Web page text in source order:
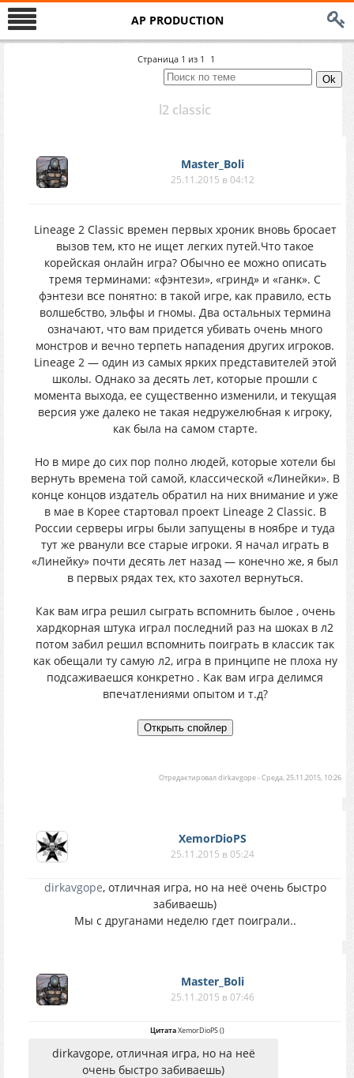
AP PRODUCTION
Страница 1 из 1 1
l2 classic
Master_Boli
25.11.2015 в 04:12
Lineage 2 Classic времен первых хроник вновь бросает
вызов тем, кто не ищет легких путей.Что такое
корейская онлайн игра? Обычно ее можно описать
тремя терминами: «фэнтези», «гринд» и «ганк». С
фэнтези все понятно: в такой игре, как правило, есть
волшебство, эльфы и гномы. Два остальных термина
означают, что вам придется убивать очень много
монстров и вечно терпеть нападения других игроков.
Lineage 2 — один из самых ярких представителей этой
школы. Однако за десять лет, которые прошли с
момента выхода, ее существенно изменили, и текущая
версия уже далеко не такая недружелюбная к игроку,
как была на самом старте.
Но в мире до сих пор полно людей, которые хотели бы
вернуть времена той самой, классической «Линейки». В
конце концов издатель обратил на них внимание и уже
в мае в Корее стартовал проект Lineage 2 Classic. В
России серверы игры были запущены в ноябре и туда
тут же рванули все старые игроки. Я начал играть в
«Линейку» почти десять лет назад — конечно же, я был
в первых рядах тех, кто захотел вернуться.
Как вам игра решил сыграть вспомнить былое , очень
хардкорная штука играл последний раз на шоках в л2
потом забил решил вспомнить поиграть в классик так
как обещали ту самую л2, игра в принципе не плоха ну
подсаживаешся конкретно . Как вам игра делимся
впечатлениями опытом и т.д?
Отредактировалdirkavgope-Среда, 25.11.2015, 10:26
XemorDioPS
25.11.2015 в 05:24
dirkavgope, отличная игра, но на неё очень быстро
забиваешь)
Мы с друганами неделю гдет поиграли..
Master_Boli
25.11.2015 в 07:46
ЦитатаXemorDioPS()
dirkavgope, отличная игра, но на неё
очень быстро забиваешь)